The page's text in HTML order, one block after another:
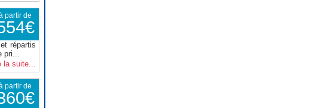
partir de
répartis
la suite...
partir de